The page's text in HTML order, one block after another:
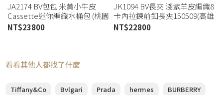
JA2174 BV包包 米黃小牛皮
Cassette迷你編織水桶包 (桃園
店)
NT$23800
JK1094 BV長夾 淺紫羊皮編織8
卡內拉鍊前釦長夾150509(高雄
店)
NT$22800
看看其他人都找了什麼
Tiffany&Co Bvlgari Prada hermes
BURBERRY